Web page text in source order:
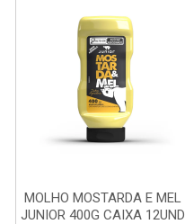
MOLHO MOSTARDA E MEL
JUNIOR 400G CAIXA 12UND